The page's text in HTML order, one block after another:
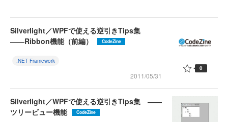
Silverlight／WPFで使える逆引きTips集
――Ribbon機能（前編）
CodeZine
.NET Framework
2011/05/31
0
Silverlight／WPFで使える逆引きTips集 ――
ツリービュー機能
CodeZine